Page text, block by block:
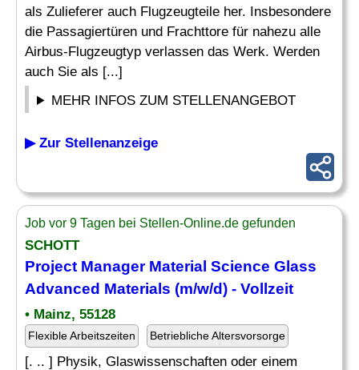
als Zulieferer auch Flugzeugteile her. Insbesondere
die Passagiertüren und Frachttore für nahezu alle
Airbus-Flugzeugtyp verlassen das Werk. Werden
auch Sie als [...]
MEHR INFOS ZUM STELLENANGEBOT
▶ Zur Stellenanzeige
Job vor 9 Tagen bei Stellen-Online.de gefunden
SCHOTT
Project Manager Material Science Glass
Advanced Materials (m/w/d) - Vollzeit
• Mainz, 55128
Flexible Arbeitszeiten Betriebliche Altersvorsorge
[. .. ] Physik, Glaswissenschaften oder einem